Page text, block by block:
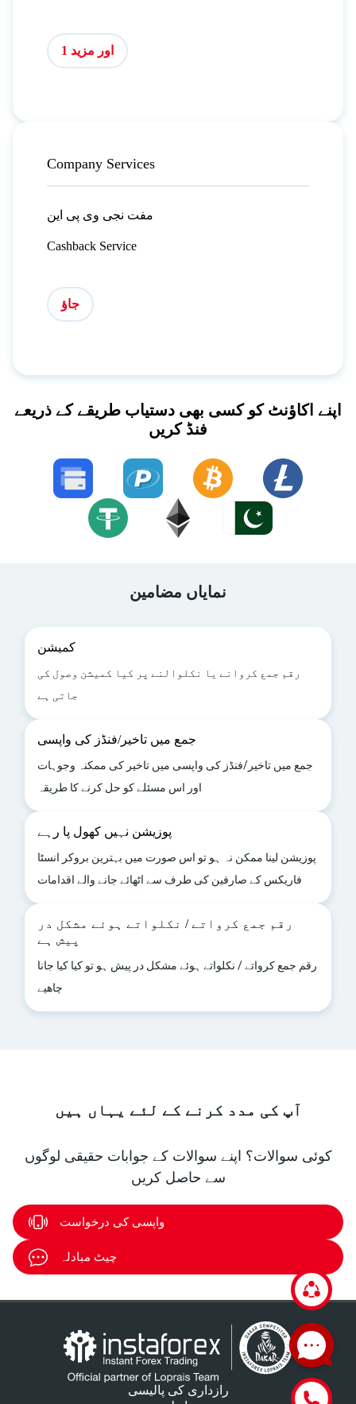
اور مزید 1
Company Services
مفت نجی وی پی این
Cashback Service
جاؤ
اپنے اکاؤنٹ کو کسی بھی دستیاب طریقے کے ذریعے
فنڈ کریں
نمایاں مضامین
کمیشن
رقم جمع کروانے یا نکلوالنے پر کیا کمیشن وصول کی
جاتی ہے
جمع میں تاخیر/فنڈز کی واپسی
جمع میں تاخیر/فنڈز کی واپسی میں تاخیر کی ممکنہ وجوہات
اور اس مسئلے کو حل کرنے کا طریقہ
پوزیشن نہیں کھول پا رہے
پوزیشن لینا ممکن نہ ہو تو اس صورت میں بہترین بروکر انسٹا
فاریکس کے صارفین کی طرف سے اٹھائے جانے والے اقدامات
رقم جمع کرواتے / نکلواتے ہوئے مشکل در
پیش ہے
رقم جمع کرواتے / نکلواتے ہوئے مشکل در پیش ہو تو کیا کیا جانا
چاھیے
آپ کی مدد کرنے کے لئے یہاں ہیں
کوئی سوالات؟ اپنے سوالات کے جوابات حقیقی لوگوں
سے حاصل کریں
واپسی کی درخواست
چیٹ مبادلہ
رازداری کی پالیسی